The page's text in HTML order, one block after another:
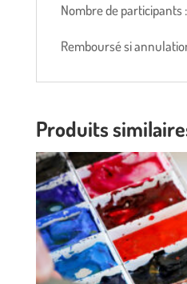
Nombre de participants
Remboursé si
Produits